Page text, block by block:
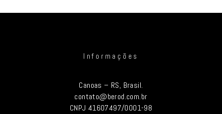
Informações
Canoas – RS, Brasil.
contato@berod.com.br
CNPJ 41607497/0001-98